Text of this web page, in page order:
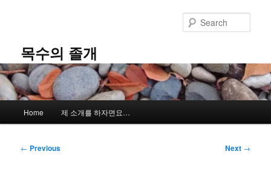
content목수의 졸개
Home 제 소개를 하자면요…
Post
← Previous Next →